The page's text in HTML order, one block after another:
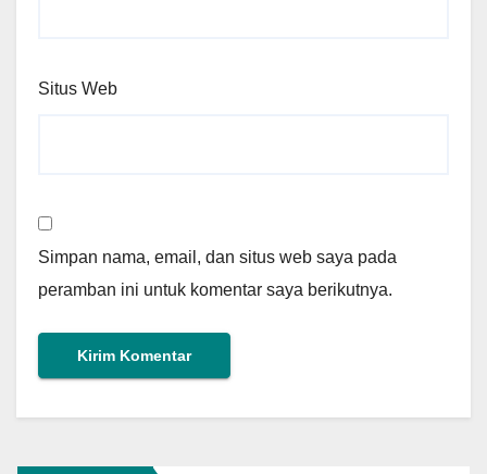
Situs Web
Simpan nama, email, dan situs web saya pada
peramban ini untuk komentar saya berikutnya.